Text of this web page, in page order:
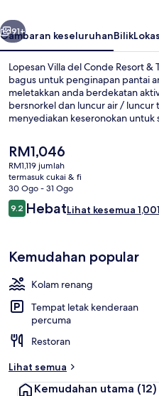
&
Thalasso
Seterusnya
91+
Gambaran keseluruhanBilik
Lopesan Villa del Conde Resort
bagus untuk penginapan pantai
meletakkan anda berdekatan
bersnorkel dan luncur air /
menyediakan keseronokan untuk
Swedish, balut badan dan rawatan
masakan antarabangsa dan
malam. Sorotan lain di hotel
kelab kanak-kanak percuma, dan
memuji tentang kakitangan.
Harga
semasa
ialah
RM1,046
RM1,046
RM1,119 jumlah
termasuk cukai & fi
30 Ogo - 31 Ogo
Ulasan
9.29.2 daripada 10
HebatLihat kesemua
Kemudahan popular
Kolam renang
Tempat letak kenderaan
percuma
Restoran
Lihat semua
Kemudahan utama (12)